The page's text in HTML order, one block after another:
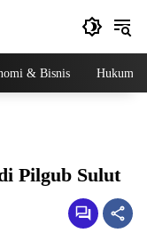
& Bisnis Hukum
Pilgub Sulut